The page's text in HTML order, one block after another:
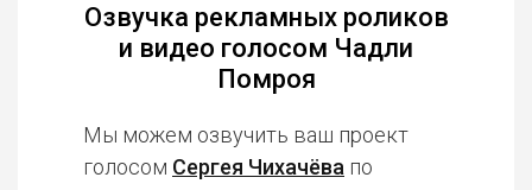
Озвучка рекламных роликов
и видео голосом Чадли
Помроя
Мы можем озвучить ваш проект
голосом Сергея Чихачёва по